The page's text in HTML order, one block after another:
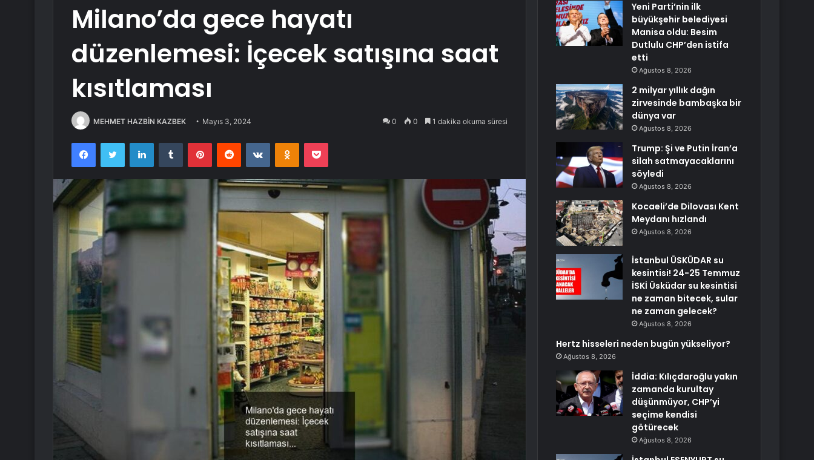
Milano’da gece hayatı
düzenlemesi: İçecek satışına saat
kısıtlaması
MEHMET HAZBİN KAZBEK Mayıs 3, 2024 0 0 1 dakika okuma süresi
FacebookTwitter LinkedInTumblr PinterestReddit VKontakteOdnoklassniki
Pocket
Yeni Parti’nin ilk
büyükşehir belediyesi
Manisa oldu: Besim
Dutlulu CHP’den istifa
etti
Ağustos 8, 2026
2 milyar yıllık dağın
zirvesinde bambaşka bir
dünya var
Ağustos 8, 2026
Trump: Şi ve Putin İran’a
silah satmayacaklarını
söyledi
Ağustos 8, 2026
Kocaeli’de Dilovası Kent
Meydanı hızlandı
Ağustos 8, 2026
İstanbul ÜSKÜDAR su
kesintisi! 24-25 Temmuz
İSKİ Üsküdar su kesintisi
ne zaman bitecek, sular
ne zaman gelecek?
Ağustos 8, 2026
Hertz hisseleri neden bugün yükseliyor?
Ağustos 8, 2026
İddia: Kılıçdaroğlu yakın
zamanda kurultay
düşünmüyor, CHP’yi
seçime kendisi
götürecek
Ağustos 8, 2026